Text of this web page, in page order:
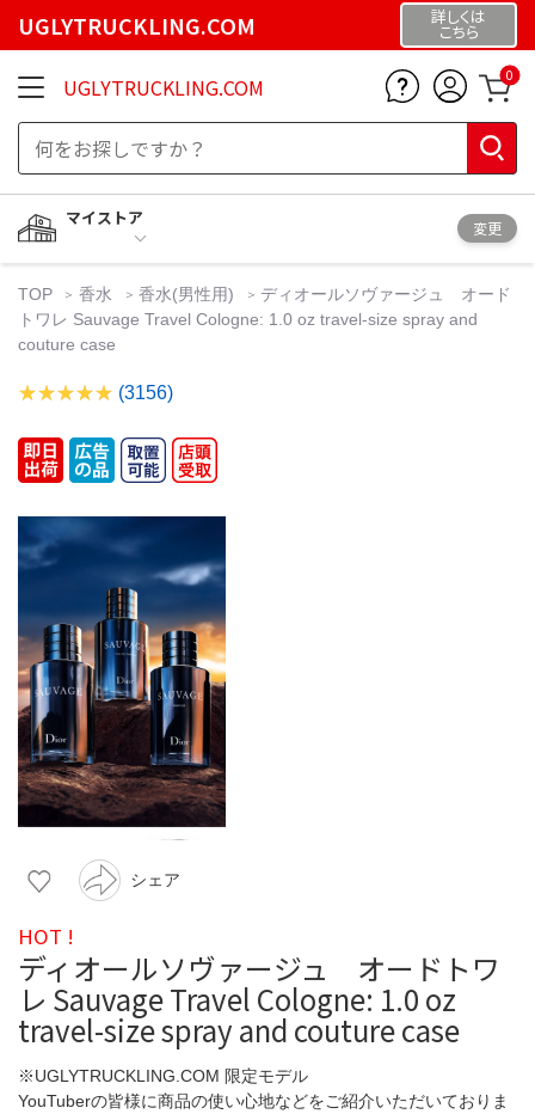
UGLYTRUCKLING.COM 詳しくは
こちら
UGLYTRUCKLING.COM 0
マイストア
変更
TOP 香水 香水(男性用)
ディオールソヴァージュ オード
トワレ Sauvage Travel Cologne: 1.0 oz travel-size spray and
couture case
(3156)
シェア
HOT !
ディオールソヴァージュ オードトワ
レ Sauvage Travel Cologne: 1.0 oz
travel-size spray and couture case
※UGLYTRUCKLING.COM 限定モデル
YouTuberの皆様に商品の使い心地などをご紹介いただいておりま